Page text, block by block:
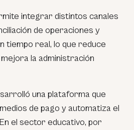
integrar distintos canales
de operaciones y
tiempo real, lo que reduce
la administración
una plataforma que
de pago y automatiza el
el sector educativo, por